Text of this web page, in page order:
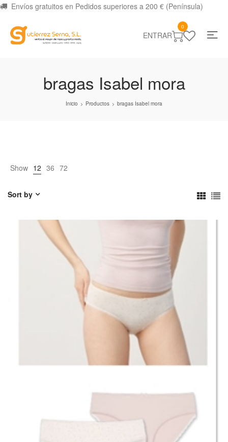
Envíos gratuitos en Pedidos superiores a 200 € (Península)
ENTRAR
0
bragas Isabel mora
Inicio > Productos > bragas Isabel mora
Show 12 36 72
Sort by